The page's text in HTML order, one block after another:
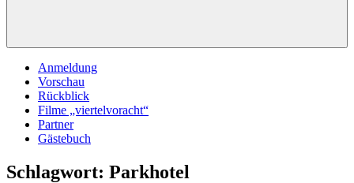
Anmeldung
Vorschau
Rückblick
Filme „viertelvoracht“
Partner
Gästebuch
Schlagwort: Parkhotel